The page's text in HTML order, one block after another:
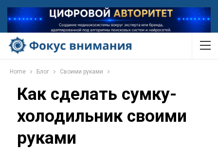
Home Блог Своими руками
Как сделать сумку-
холодильник своими
руками